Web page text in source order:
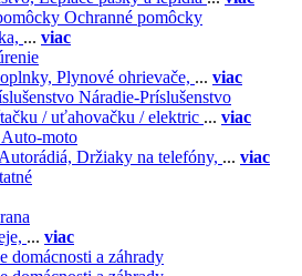
Ochranné pomôcky
... viac
Plynové ohrievače, ... viac
Náradie-Príslušenstvo
/ uťahovačku / elektric ... viac
Auto-moto
Autorádiá, Držiaky na telefóny, ... viac
... viac
domácnosti a záhrady